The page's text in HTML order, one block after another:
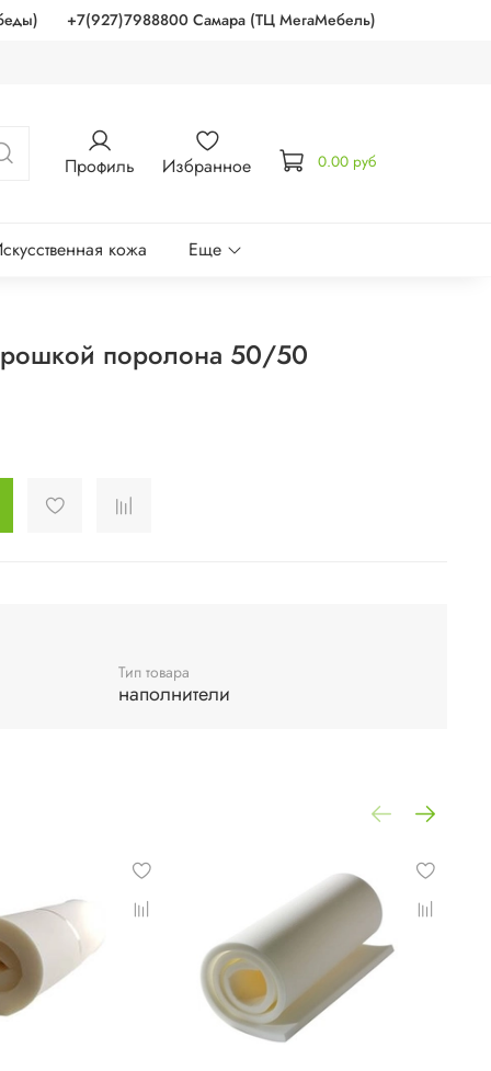
+7(927)7988800 Самара (ТЦ МегаМебель)
Профиль Избранное 0.00 руб
кожа Еще
поролона 50/50
Тип товара
наполнители